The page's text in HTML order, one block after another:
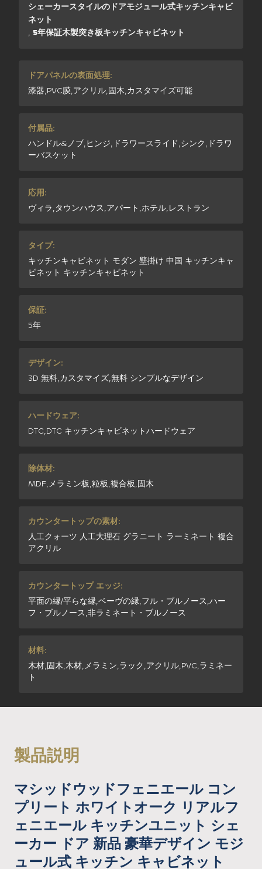
シェーカースタイルのドアモジュール式キッチンキャビ
ネット
, 5年保証木製突き板キッチンキャビネット
ドアパネルの表面処理:
漆器,PVC膜,アクリル,固木,カスタマイズ可能
付属品:
ハンドル&ノブ,ヒンジ,ドラワースライド,シンク,ドラワ
ーバスケット
応用:
ヴィラ,タウンハウス,アパート,ホテル,レストラン
タイプ:
キッチンキャビネット モダン 壁掛け 中国 キッチンキャ
ビネット キッチンキャビネット
保証:
5年
デザイン:
3D 無料,カスタマイズ,無料 シンプルなデザイン
ハードウェア:
DTC,DTC キッチンキャビネットハードウェア
除体材:
MDF,メラミン板,粒板,複合板,固木
カウンタートップの素材:
人工クォーツ 人工大理石 グラニート ラーミネート 複合
アクリル
カウンタートップ エッジ:
平面の縁/平らな縁,ベーヴの縁,フル・ブルノース,ハー
フ・ブルノース,非ラミネート・ブルノース
材料:
木材,固木,木材,メラミン,ラック,アクリル,PVC,ラミネー
ト
製品説明
マシッドウッドフェニエール コン
プリート ホワイトオーク リアルフ
ェニエール キッチンユニット シェ
ーカー ドア 新品 豪華デザイン モジ
ュール式 キッチン キャビネット